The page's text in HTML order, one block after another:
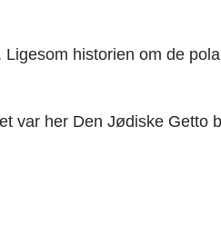
historien om de
var her Den Jødiske Getto